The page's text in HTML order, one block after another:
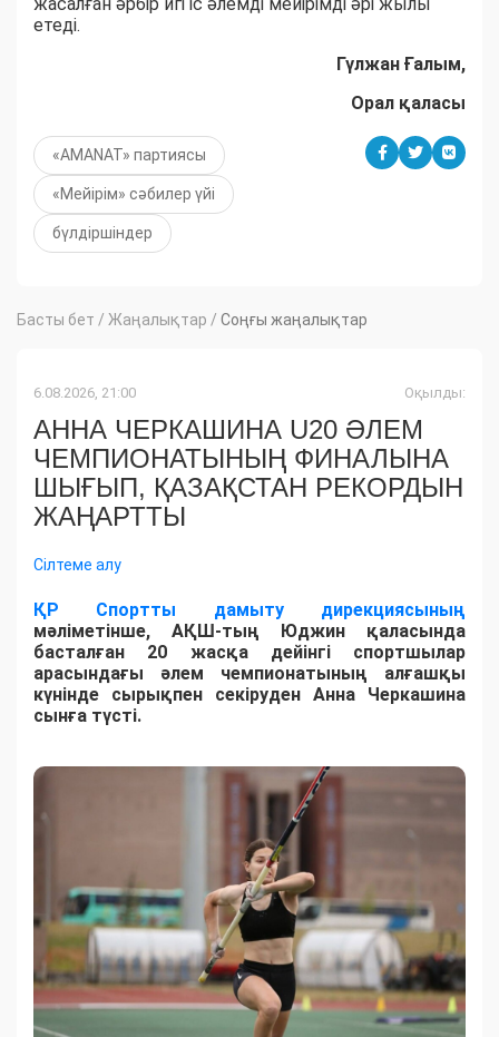
жасалған әрбір игі іс әлемді мейірімді әрі жылы
етеді.
Гүлжан Ғалым,
Орал қаласы
​«AMANAT» партиясы
«Мейірім» сәбилер үйі
бүлдіршіндер
Басты бет / Жаңалықтар / Соңғы жаңалықтар
6.08.2026, 21:00 Оқылды:
АННА ЧЕРКАШИНА U20 ӘЛЕМ
ЧЕМПИОНАТЫНЫҢ ФИНАЛЫНА
ШЫҒЫП, ҚАЗАҚСТАН РЕКОРДЫН
ЖАҢАРТТЫ
Сілтеме алу
ҚР Спортты дамыту дирекциясының
мәліметінше, АҚШ-тың Юджин қаласында
басталған 20 жасқа дейінгі спортшылар
арасындағы әлем чемпионатының алғашқы
күнінде сырықпен секіруден Анна Черкашина
сынға түсті.